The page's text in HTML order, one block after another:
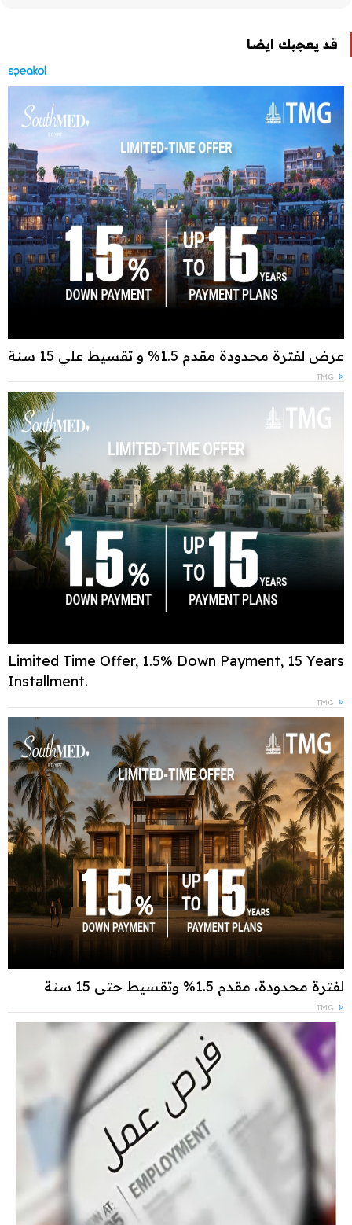
قد يعجبك ايضا
عرض لفترة محدودة مقدم 1.5% و تقسيط علي 15 سنة
TMG
Limited Time Offer, 1.5% Down Payment, 15 Years
Installment.
TMG
لفترة محدودة، مقدم 1.5% وتقسيط حتى 15 سنة
TMG